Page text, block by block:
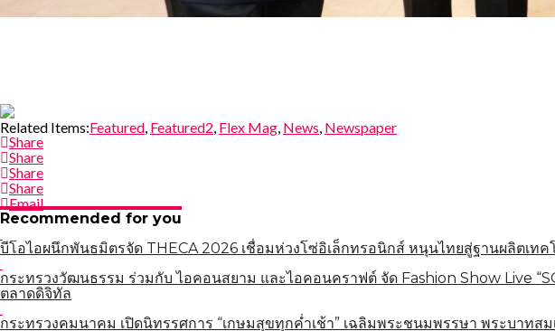
Related Items:Featured, Featured2, Flex Mag, News, Newspaper
Share
Share
Share
Share
Email
Recommended for you
บีโอไอผนึกพันธมิตรจัด THECA 2026 เชื่อมห่วงโซ่อิเล็กทรอนิกส์ หนุนไทยสู่ฐานผลิตเทค
กระทรวงวัฒนธรรม ร่วมกับ ไอคอนสยาม และไอคอนคราฟต์ จัด Fashion Show Live
ตลาดดิจิทัล
กระทรวงคมนาคม เปิดนิทรรศการ “เกษมสุขทุกค่ำเช้า” เฉลิมพระชนมพรรษา พระบาทส